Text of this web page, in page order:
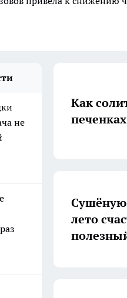
не
Как
Сушёную
лето